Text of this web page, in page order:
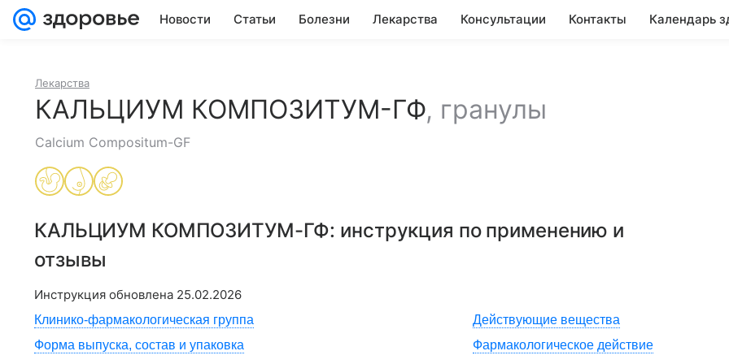
Новости Статьи Болезни Лекарства Консультации Контакты Календарь
Лекарства
КАЛЬЦИУМ КОМПОЗИТУМ-ГФ, гранулы
Calcium Compositum-GF
КАЛЬЦИУМ КОМПОЗИТУМ-ГФ: инструкция по применению и
отзывы
Инструкция обновлена 25.02.2026
Клинико-фармакологическая группа
Действующие вещества
Форма выпуска, состав и упаковка
Фармакологическое действие